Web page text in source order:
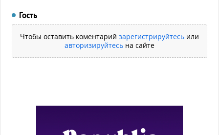
Гость
Чтобы оставить коментарий зарегистрируйтесь или
авторизируйтесь на сайте